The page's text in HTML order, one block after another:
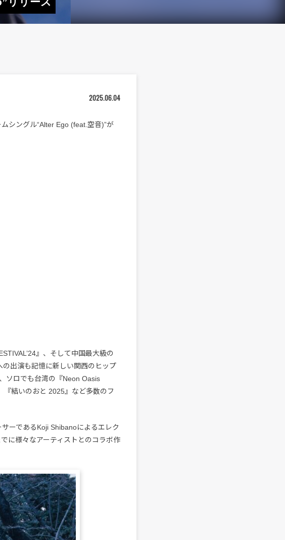
2025.06.04
シングル“Alter Ego (feat.空音)”が
』、そして中国最大級の
の出演も記憶に新しい関西のヒップ
ソロでも台湾の『Neon Oasis
『結いのおと 2025』など多数のフ
ーであるKoji Shibanoによるエレク
に様々なアーティストとのコラボ作